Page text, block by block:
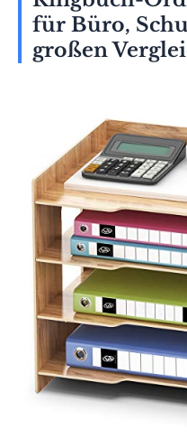
für Büro,
großen